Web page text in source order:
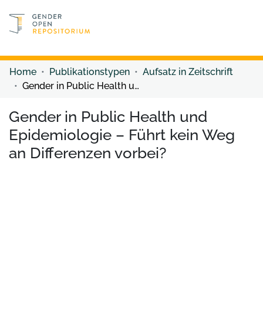
Discover content
Home Publikationstypen
Aufsatz in Zeitschrift
Gender in Public Health und Epidemiologie – Führt kein Weg an Differenzen vorbei?
Gender in Public Health und
Epidemiologie – Führt kein Weg
an Differenzen vorbei?